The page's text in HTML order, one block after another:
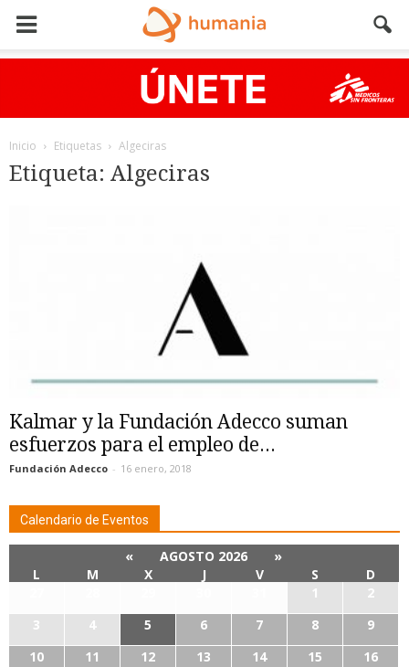
Inicio Etiquetas Algeciras
Etiqueta: Algeciras
Kalmar y la Fundación Adecco suman
esfuerzos para el empleo de...
Fundación Adecco - 16 enero, 2018
Calendario de Eventos
« AGOSTO 2026
»
L
M X J V S
D
1
2
3
4 5 6 7 8
9
10
11 12 13 14 15
16